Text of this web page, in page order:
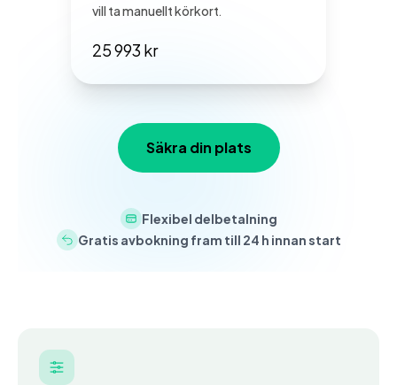
vill ta manuellt körkort.
25 993 kr
Säkra din plats
Flexibel delbetalning
Gratis avbokning fram till 24 h innan start